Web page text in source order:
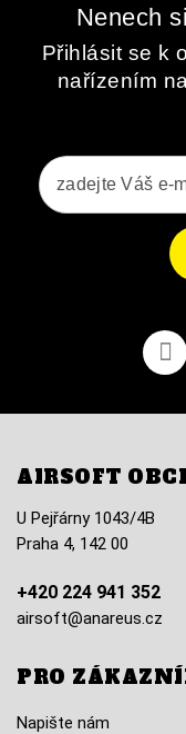
Nenech
Přihlásit se k
nařízením
AIRSOFT
U Pejřárny 1043/4B
Praha 4, 142 00
+420 224 941 352
airsoft@anareus.cz
PRO
Napište nám